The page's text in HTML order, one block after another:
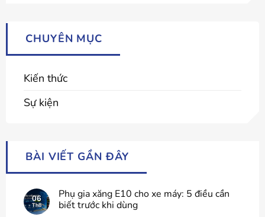
CHUYÊN MỤC
Kiến thức
Sự kiện
BÀI VIẾT GẦN ĐÂY
06
Th8
Phụ gia xăng E10 cho xe máy: 5 điều cần
biết trước khi dùng